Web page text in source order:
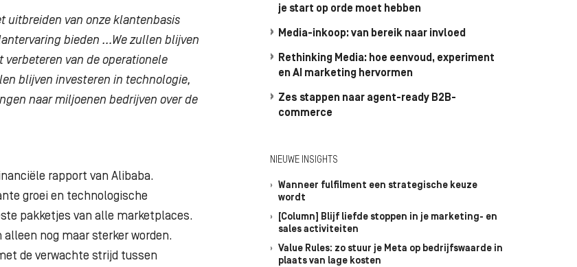
uitbreiden van onze klantenbasis
bieden …We zullen blijven
verbeteren van de operationele
blijven investeren in technologie,
naar miljoenen bedrijven over de
rapport van Alibaba.
groei en technologische
pakketjes van alle marketplaces.
nog maar sterker worden.
de verwachte strijd tussen
je start op orde moet hebben
Media-inkoop: van bereik naar invloed
Rethinking Media: hoe eenvoud, experiment
en AI marketing hervormen
Zes stappen naar agent-ready B2B-
commerce
NIEUWE INSIGHTS
Wanneer fulfilment een strategische keuze
wordt
[Column] Blijf liefde stoppen in je marketing- en
sales activiteiten
Value Rules: zo stuur je Meta op bedrijfswaarde in
plaats van lage kosten